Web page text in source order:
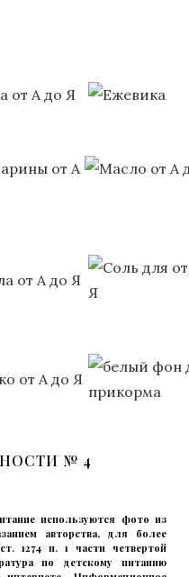
№ 4
используются фото из
авторства, для более
1274 п. 1 части четвертой
по детскому питанию